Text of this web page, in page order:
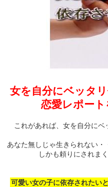
女を自分にベッタ
恋愛レポート
これがあれば、女を自分にベ
あなた無しじゃ生きられない・
しかも頼りにされま
可愛い女の子に依存されたい